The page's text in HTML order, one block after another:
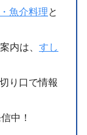
魚介料理と
内は、 すし
り口で情報
中！